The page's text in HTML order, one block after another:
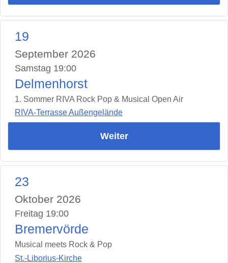
19
September 2026
Samstag 19:00
Delmenhorst
1. Sommer RIVA Rock Pop & Musical Open Air
RIVA-Terrasse Außengelände
Weiter
23
Oktober 2026
Freitag 19:00
Bremervörde
Musical meets Rock & Pop
St.-Liborius-Kirche